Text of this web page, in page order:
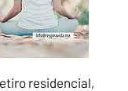
residencial,